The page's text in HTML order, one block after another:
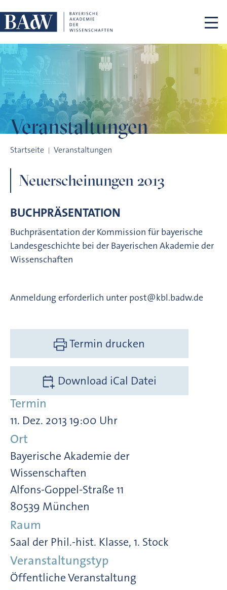
Veranstaltungen
Startseite Veranstaltungen
Neuerscheinungen 2013
BUCHPRÄSENTATION
Buchpräsentation der Kommission für bayerische
Landesgeschichte bei der Bayerischen Akademie der
Wissenschaften
Anmeldung erforderlich unter post@kbl.badw.de
Termin drucken
Download iCal Datei
Termin
11. Dez. 2013 19:00 Uhr
Ort
Bayerische Akademie der
Wissenschaften
Alfons-Goppel-Straße 11
80539 München
Raum
Saal der Phil.-hist. Klasse, 1. Stock
Veranstaltungstyp
Öffentliche Veranstaltung